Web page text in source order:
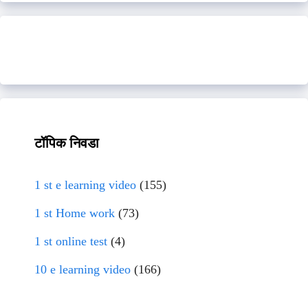
टॉपिक निवडा
1 st e learning video (155)
1 st Home work (73)
1 st online test (4)
10 e learning video (166)